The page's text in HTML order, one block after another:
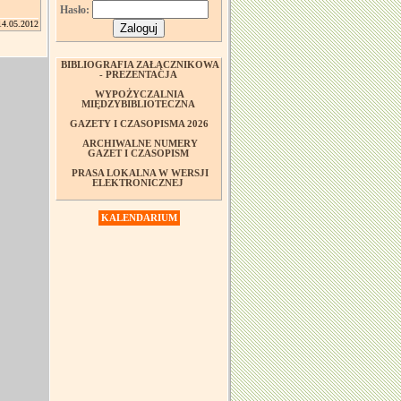
Hasło:
BIBLIOGRAFIA ZAŁĄCZNIKOWA
- PREZENTACJA
WYPOŻYCZALNIA
MIĘDZYBIBLIOTECZNA
GAZETY I CZASOPISMA 2026
ARCHIWALNE NUMERY
GAZET I CZASOPISM
PRASA LOKALNA W WERSJI
ELEKTRONICZNEJ
KALENDARIUM